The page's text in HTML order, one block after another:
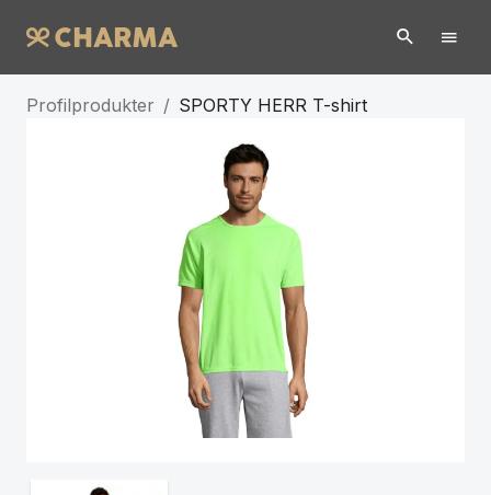
Profilprodukter / SPORTY HERR T-shirt